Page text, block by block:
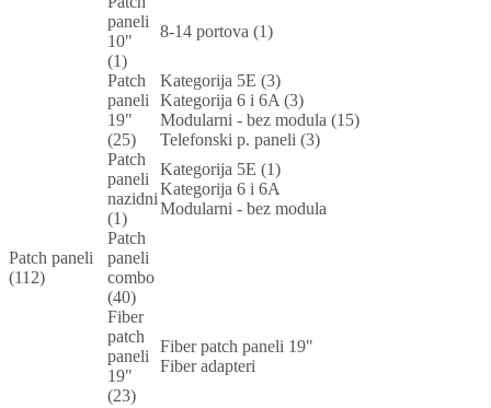
Patch paneli
(112)
paneli
10"
(1)
8-14 portova (1)
Patch
paneli
19"
(25)
Kategorija 5E (3)
Kategorija 6 i 6A (3)
Modularni - bez modula (15)
Telefonski p. paneli (3)
Patch
paneli
nazidni
(1)
Kategorija 5E (1)
Kategorija 6 i 6A
Modularni - bez modula
Patch
paneli
combo
(40)
Fiber
patch
paneli
19"
(23)
Fiber patch paneli 19"
Fiber adapteri